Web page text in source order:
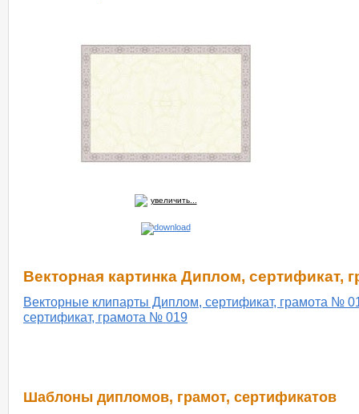
увеличить...
Векторная картинка Диплом, сертификат,
Векторные клипарты Диплом, сертификат, грамота №
сертификат, грамота № 019
Шаблоны дипломов, грамот, сертификатов